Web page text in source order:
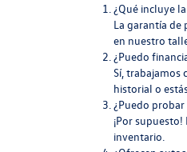
¿Qué incluye
La garantía
en nuestro
¿Puedo
Sí, trabajamos
historial o
¿Puedo
¡Por
inventario.